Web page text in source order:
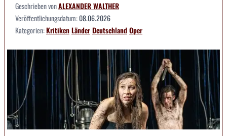
Geschrieben vonALEXANDER WALTHER
Veröffentlichungsdatum:08.06.2026
Kategorien:KritikenLänderDeutschlandOper